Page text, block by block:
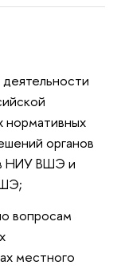
нормативных
органов
НИУ ВШЭ и
вопросам
местного